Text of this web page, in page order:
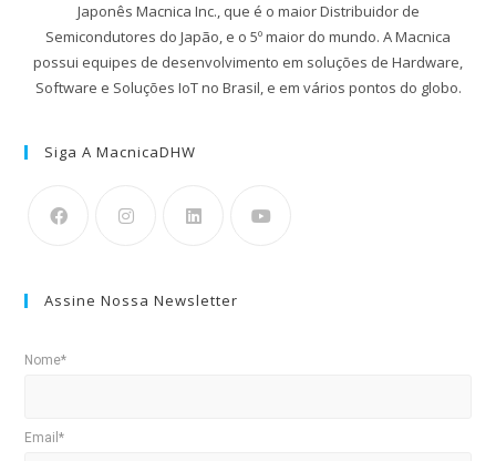
Japonês Macnica Inc., que é o maior Distribuidor de
Semicondutores do Japão, e o 5º maior do mundo. A Macnica
possui equipes de desenvolvimento em soluções de Hardware,
Software e Soluções IoT no Brasil, e em vários pontos do globo.
Siga A MacnicaDHW
Assine Nossa Newsletter
Nome*
Email*